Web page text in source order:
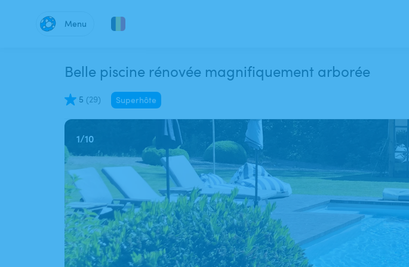
Menu
Belle piscine rénovée magnifiquement arborée
5 (29) Superhôte
1/10